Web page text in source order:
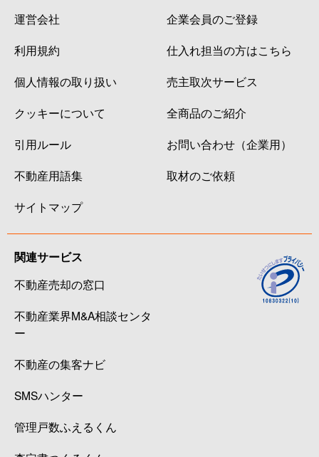
運営会社
利用規約
個人情報の取り扱い
クッキーについて
引用ルール
不動産用語集
サイトマップ
企業会員のご登録
仕入れ担当の方はこちら
売主取次サービス
全商品のご紹介
お問い合わせ（企業用）
取材のご依頼
関連サービス
不動産売却の窓口
不動産業界M&A相談センタ
ー
不動産の集客ナビ
SMSハンター
管理戸数ふえるくん